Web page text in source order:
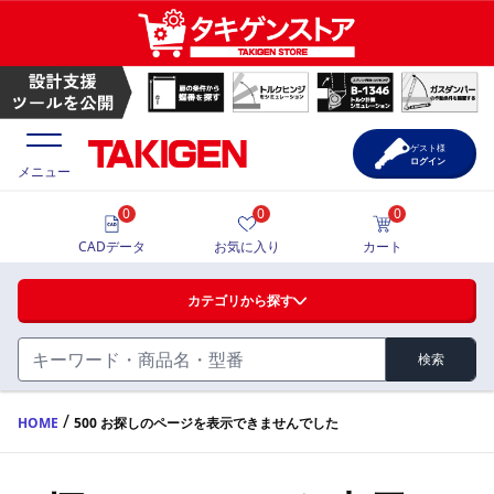
ハンドル・取手・つまみ・周辺機器
FA・A
蝶番・ステー・周辺機器
価格一覧
製品カタログ
メニュー
カテゴリから探す
検索
0
CADデータ
0
お気に入り
0
カート
ゲスト様
ログイン
HOME / 500 お探しのページを表示できませんでした